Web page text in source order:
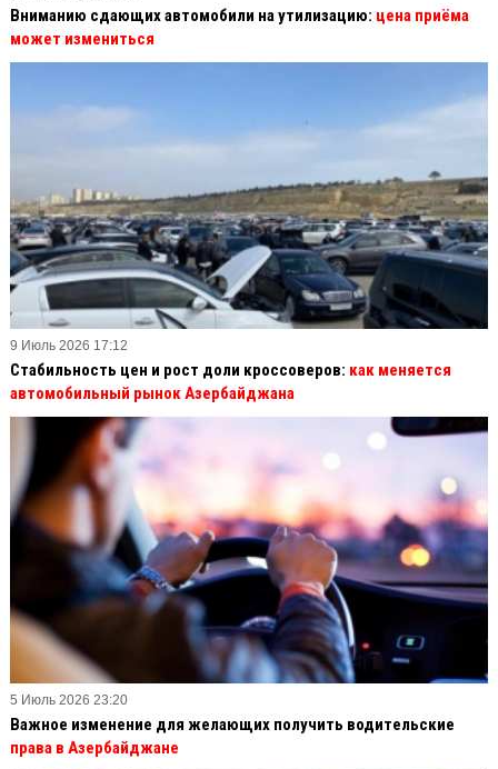
Вниманию сдающих автомобили на утилизацию: цена приёма
может измениться
9 Июль 2026 17:12
Стабильность цен и рост доли кроссоверов: как меняется
автомобильный рынок Азербайджана
5 Июль 2026 23:20
Важное изменение для желающих получить водительские
права в Азербайджане